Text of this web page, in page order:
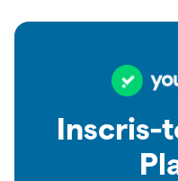
Inscris-